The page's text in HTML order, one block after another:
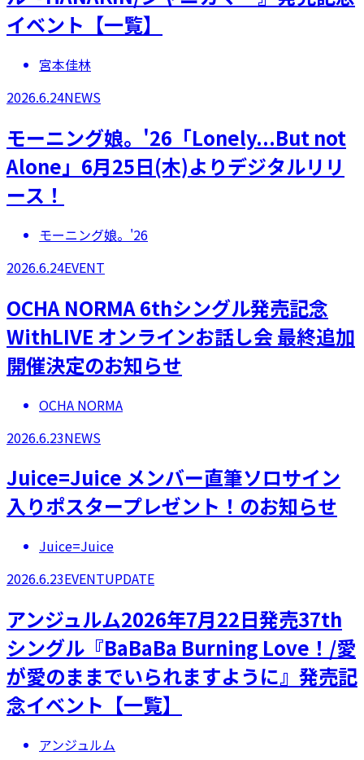
イベント【一覧】
宮本佳林
2026.6.24NEWS
モーニング娘。'26「Lonely...But not
Alone」6月25日(木)よりデジタルリリ
ース！
モーニング娘。'26
2026.6.24EVENT
OCHA NORMA 6thシングル発売記念
WithLIVE オンラインお話し会 最終追加
開催決定のお知らせ
OCHA NORMA
2026.6.23NEWS
Juice=Juice メンバー直筆ソロサイン
入りポスタープレゼント！のお知らせ
Juice=Juice
2026.6.23EVENTUPDATE
アンジュルム2026年7月22日発売37th
シングル『BaBaBa Burning Love！/愛
が愛のままでいられますように』発売記
念イベント【一覧】
アンジュルム